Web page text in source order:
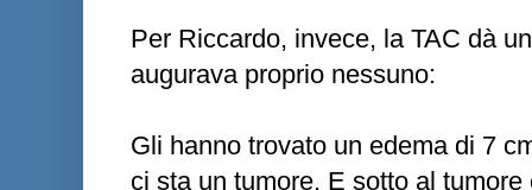
Per Riccardo, invece, la TAC dà
augurava proprio nessuno:
Gli hanno trovato un edema di 7
ci sta un tumore. E sotto al